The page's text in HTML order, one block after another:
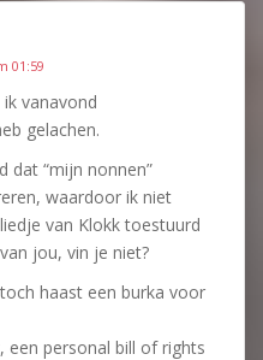
01:59
vanavond
gelachen.
dat “mijn nonnen”
waardoor ik niet
van Klokk toestuurd
jou, vin je niet?
haast een burka voor
een personal bill of rights